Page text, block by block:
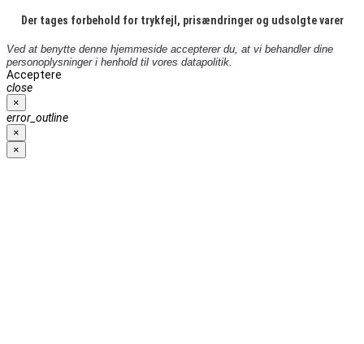
Der tages forbehold for trykfejl, prisændringer og udsolgte varer
Ved at benytte denne hjemmeside accepterer du, at vi behandler dine
personoplysninger i henhold til vores datapolitik.
Acceptere
close
×
error_outline
×
×